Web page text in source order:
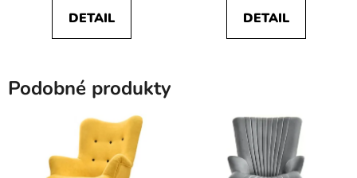
DETAIL DETAIL
Podobné produkty